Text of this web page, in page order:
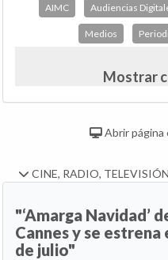
AIMC Audiencias
Medios
Mostrar
Abrir página
CINE, RADIO,
"‘Amarga Navidad’
Cannes y se
de julio"